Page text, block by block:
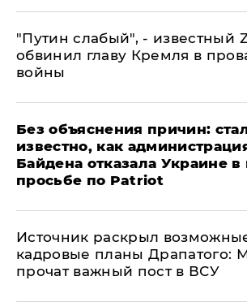
​"Путин слабый", - известный
обвинил главу Кремля в
войны
Без объяснения причин:
известно, как
Байдена отказала Украине
просьбе по Patriot
​Источник раскрыл
кадровые планы Драпатого:
прочат важный пост в ВСУ